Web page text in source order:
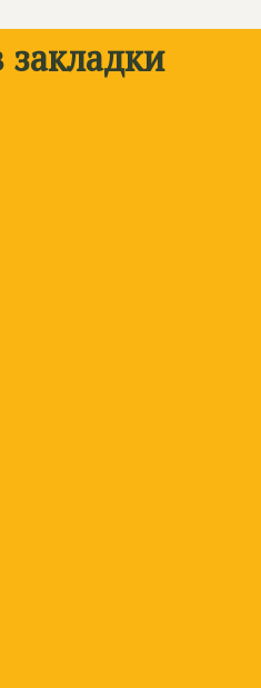
закладки